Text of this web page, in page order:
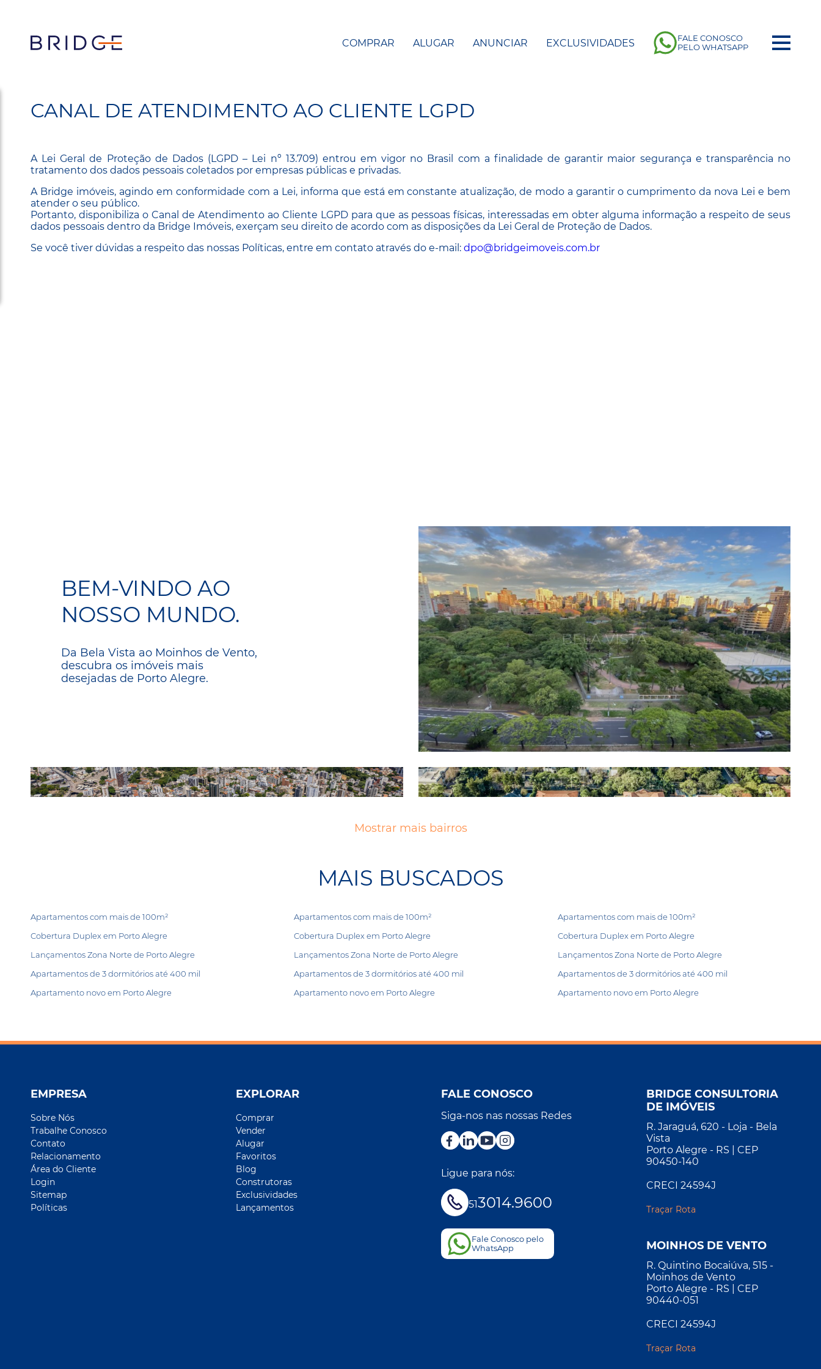
COMPRAR ALUGAR ANUNCIAR EXCLUSIVIDADES
FALE CONOSCO
PELO WHATSAPP
CANAL DE ATENDIMENTO AO CLIENTE LGPD
A Lei Geral de Proteção de Dados (LGPD – Lei nº 13.709) entrou em vigor no Brasil com a finalidade de garantir maior segurança e transparência no
tratamento dos dados pessoais coletados por empresas públicas e privadas.
A Bridge imóveis, agindo em conformidade com a Lei, informa que está em constante atualização, de modo a garantir o cumprimento da nova Lei e bem
atender o seu público.
Portanto, disponibiliza o Canal de Atendimento ao Cliente LGPD para que as pessoas físicas, interessadas em obter alguma informação a respeito de seus
dados pessoais dentro da Bridge Imóveis, exerçam seu direito de acordo com as disposições da Lei Geral de Proteção de Dados.
Se você tiver dúvidas a respeito das nossas Políticas, entre em contato através do e-mail: dpo@bridgeimoveis.com.br
BEM-VINDO AO
NOSSO MUNDO.
Da Bela Vista ao Moinhos de Vento,
descubra os imóveis mais
desejadas de Porto Alegre.
BELA VISTA
AUXILIADORA JARDIM EUROPA
Mostrar mais bairros
MAIS BUSCADOS
Apartamentos com mais de 100m²
Cobertura Duplex em Porto Alegre
Lançamentos Zona Norte de Porto Alegre
Apartamentos de 3 dormitórios até 400 mil
Apartamento novo em Porto Alegre
Apartamentos com mais de 100m²
Cobertura Duplex em Porto Alegre
Lançamentos Zona Norte de Porto Alegre
Apartamentos de 3 dormitórios até 400 mil
Apartamento novo em Porto Alegre
Apartamentos com mais de 100m²
Cobertura Duplex em Porto Alegre
Lançamentos Zona Norte de Porto Alegre
Apartamentos de 3 dormitórios até 400 mil
Apartamento novo em Porto Alegre
EMPRESA
Sobre Nós
Trabalhe Conosco
Contato
Relacionamento
Área do Cliente
Login
Sitemap
Políticas
EXPLORAR
Comprar
Vender
Alugar
Favoritos
Blog
Construtoras
Exclusividades
Lançamentos
FALE CONOSCO
Siga-nos nas nossas Redes
Ligue para nós:
513014.9600
Fale Conosco pelo
WhatsApp
BRIDGE CONSULTORIA
DE IMÓVEIS
R. Jaraguá, 620 - Loja - Bela
Vista
Porto Alegre - RS | CEP
90450-140
CRECI 24594J
Traçar Rota
MOINHOS DE VENTO
R. Quintino Bocaiúva, 515 -
Moinhos de Vento
Porto Alegre - RS | CEP
90440-051
CRECI 24594J
Traçar Rota